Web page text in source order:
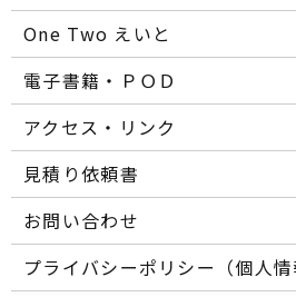
One Two えいと
電子書籍・ＰＯＤ
アクセス・リンク
見積り依頼書
お問い合わせ
プライバシーポリシー（個人情